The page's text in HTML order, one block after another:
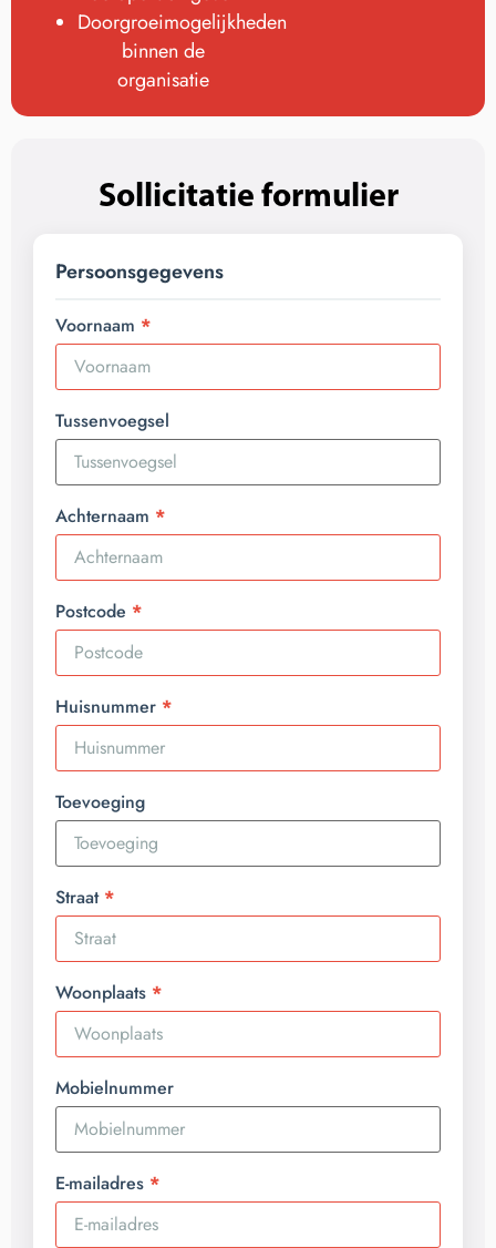
Doorgroeimogelijkheden
binnen de
organisatie
Sollicitatie formulier
Persoonsgegevens
Voornaam
Tussenvoegsel
Achternaam
Postcode
Huisnummer
Toevoeging
Straat
Woonplaats
Mobielnummer
E-mailadres